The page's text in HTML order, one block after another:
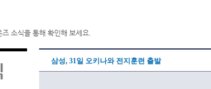
소식을 통해 확인해 보세요.
삼성, 31일 오키나와 전지훈련 출발